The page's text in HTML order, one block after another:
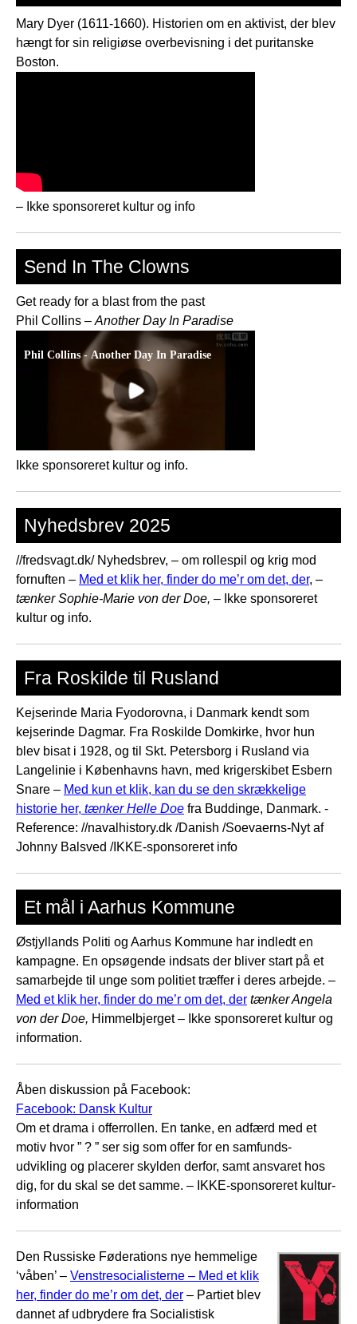
Mary Dyer (1611-1660). Historien om en aktivist, der blev
hængt for sin religiøse overbevisning i det puritanske
Boston.
– Ikke sponsoreret kultur og info
Send In The Clowns
Get ready for a blast from the past
Phil Collins – Another Day In Paradise
Ikke sponsoreret kultur og info.
Nyhedsbrev 2025
//fredsvagt.dk/ Nyhedsbrev, – om rollespil og krig mod
fornuften – Med et klik her, finder do me’r om det, der, –
tænker Sophie-Marie von der Doe, – Ikke sponsoreret
kultur og info.
Fra Roskilde til Rusland
Kejserinde Maria Fyodorovna, i Danmark kendt som
kejserinde Dagmar. Fra Roskilde Domkirke, hvor hun
blev bisat i 1928, og til Skt. Petersborg i Rusland via
Langelinie i Københavns havn, med krigerskibet Esbern
Snare – Med kun et klik, kan du se den skrækkelige
historie her, tænker Helle Doe fra Buddinge, Danmark. -
Reference: //navalhistory.dk /Danish /Soevaerns-Nyt af
Johnny Balsved /IKKE-sponsoreret info
Et mål i Aarhus Kommune
Østjyllands Politi og Aarhus Kommune har indledt en
kampagne. En opsøgende indsats der bliver start på et
samarbejde til unge som politiet træffer i deres arbejde. –
Med et klik her, finder do me’r om det, der tænker Angela
von der Doe, Himmelbjerget – Ikke sponsoreret kultur og
information.
Åben diskussion på Facebook:
Facebook: Dansk Kultur
Om et drama i offerrollen. En tanke, en adfærd med et
motiv hvor ” ? ” ser sig som offer for en samfunds-
udvikling og placerer skylden derfor, samt ansvaret hos
dig, for du skal se det samme. – IKKE-sponsoreret kultur-
information
Den Russiske Føderations nye hemmelige
‘våben’ – Venstresocialisterne – Med et klik
her, finder do me’r om det, der – Partiet blev
dannet af udbrydere fra Socialistisk